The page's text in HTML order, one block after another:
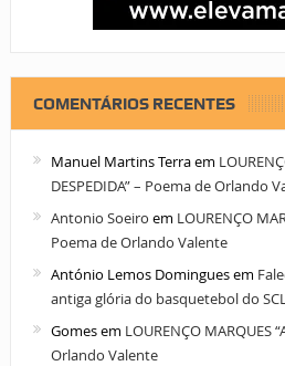
COMENTÁRIOS RECENTES
Manuel Martins Terraem
DESPEDIDA” – Poema de Orlando
Antonio Soeiro em LOURENÇO
Poema de Orlando Valente
António Lemos Dominguesem
antiga glória do basquetebol do
Gomesem LOURENÇO MARQUES
Orlando Valente